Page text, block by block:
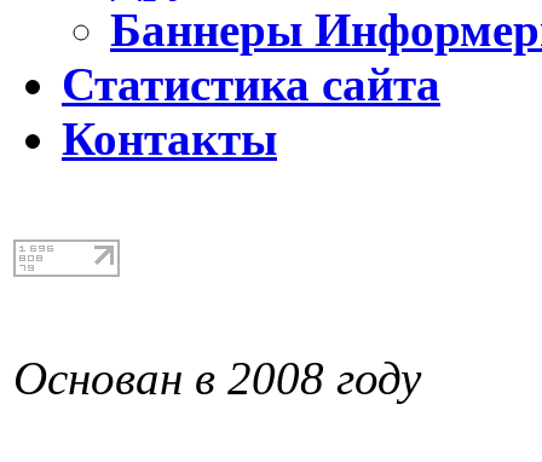
Баннеры
Статистика сайта
Контакты
Основан в 2008 году